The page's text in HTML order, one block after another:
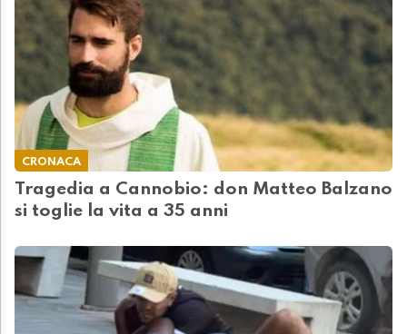
CRONACA
Tragedia a Cannobio: don Matteo Balzano
si toglie la vita a 35 anni